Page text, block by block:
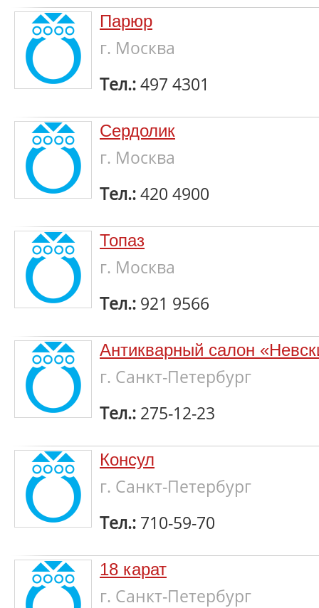
Парюр
г. Москва
Тел.:497 4301
Сердолик
г. Москва
Тел.:420 4900
Топаз
г. Москва
Тел.: 921 9566
Антикварный салон
г. Санкт-Петербург
Тел.: 275-12-23
Консул
г. Санкт-Петербург
Тел.: 710-59-70
18 карат
г. Санкт-Петербург